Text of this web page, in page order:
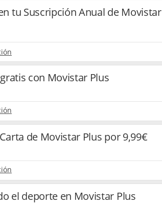
tu Suscripción Anual de Movistar
con Movistar Plus
de Movistar Plus por 9,99€
el deporte en Movistar Plus